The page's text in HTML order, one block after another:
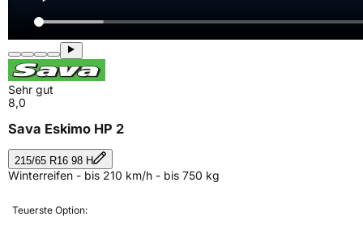
Sehr gut
8,0
Sava Eskimo HP 2
215/65 R16 98 H
Winterreifen - bis 210 km/h - bis 750 kg
Teuerste Option: